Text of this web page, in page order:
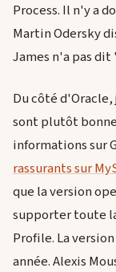
Process. Il n'y a
Martin Odersky
James n'a pas dit
Du côté
sont plutôt
informations sur
rassurants sur
que la version
supporter toute
Profile. La
année. Alexis